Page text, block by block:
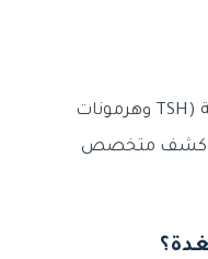
بتشمل تحاليل وظائف الغدة الدرقية (TSH وهرمونات
وكشف متخصص